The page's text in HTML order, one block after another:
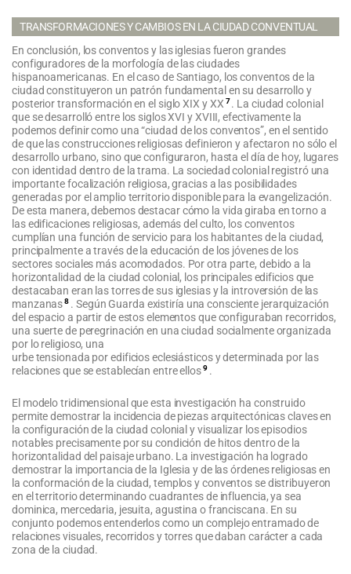
TRANSFORMACIONES Y CAMBIOS EN LA CIUDAD CONVENTUAL
En conclusión, los conventos y las iglesias fueron grandes
configuradores de la morfología de las ciudades
hispanoamericanas. En el caso de Santiago, los conventos de la
ciudad constituyeron un patrón fundamental en su desarrollo y
posterior transformación en el siglo XIX y XX 7. La ciudad colonial
que se desarrolló entre los siglos XVI y XVIII, efectivamente la
podemos definir como una “ciudad de los conventos”, en el sentido
de que las construcciones religiosas definieron y afectaron no sólo el
desarrollo urbano, sino que configuraron, hasta el día de hoy, lugares
con identidad dentro de la trama. La sociedad colonial registró una
importante focalización religiosa, gracias a las posibilidades
generadas por el amplio territorio disponible para la evangelización.
De esta manera, debemos destacar cómo la vida giraba en torno a
las edificaciones religiosas, además del culto, los conventos
cumplían una función de servicio para los habitantes de la ciudad,
principalmente a través de la educación de los jóvenes de los
sectores sociales más acomodados. Por otra parte, debido a la
horizontalidad de la ciudad colonial, los principales edificios que
destacaban eran las torres de sus iglesias y la introversión de las
manzanas8 . Según Guarda existiría una consciente jerarquización
del espacio a partir de estos elementos que configuraban recorridos,
una suerte de peregrinación en una ciudad socialmente organizada
por lo religioso, una
urbe tensionada por edificios eclesiásticos y determinada por las
relaciones que se establecían entre ellos9 .
El modelo tridimensional que esta investigación ha construido
permite demostrar la incidencia de piezas arquitectónicas claves en
la configuración de la ciudad colonial y visualizar los episodios
notables precisamente por su condición de hitos dentro de la
horizontalidad del paisaje urbano. La investigación ha logrado
demostrar la importancia de la Iglesia y de las órdenes religiosas en
la conformación de la ciudad, templos y conventos se distribuyeron
en el territorio determinando cuadrantes de influencia, ya sea
dominica, mercedaria, jesuita, agustina o franciscana. En su
conjunto podemos entenderlos como un complejo entramado de
relaciones visuales, recorridos y torres que daban carácter a cada
zona de la ciudad.